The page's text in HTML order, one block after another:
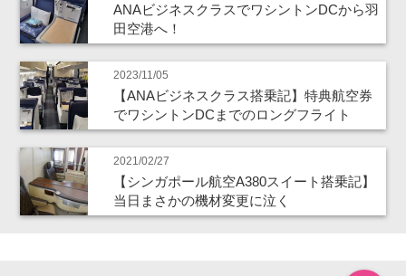
ANAビジネスクラスでワシントンDCから羽
田空港へ！
2023/11/05
【ANAビジネスクラス搭乗記】特典航空券
でワシントンDCまでのロングフライト
2021/02/27
【シンガポール航空A380スイート搭乗記】
当日まさかの機材変更に泣く